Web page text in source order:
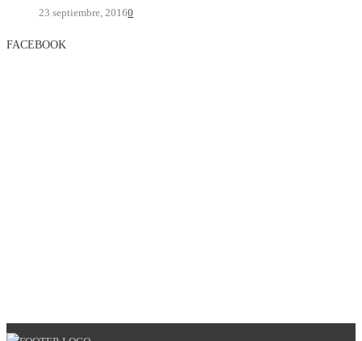
23 septiembre, 20160
FACEBOOK